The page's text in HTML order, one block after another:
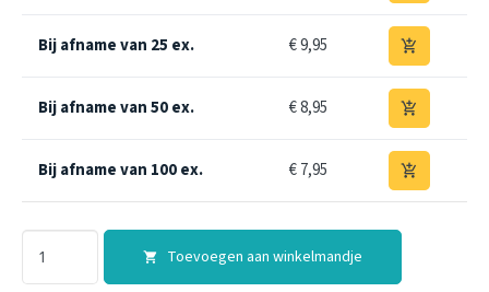
Bij afname van 25 ex. € 9,95 add_shopping_cart
Bij afname van 50 ex. € 8,95 add_shopping_cart
Bij afname van 100 ex. € 7,95 add_shopping_cart
shopping_cart Toevoegen aan winkelmandje